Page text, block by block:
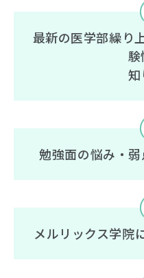
最新の医学部繰り
知
勉強面の悩み・
メルリックス学院